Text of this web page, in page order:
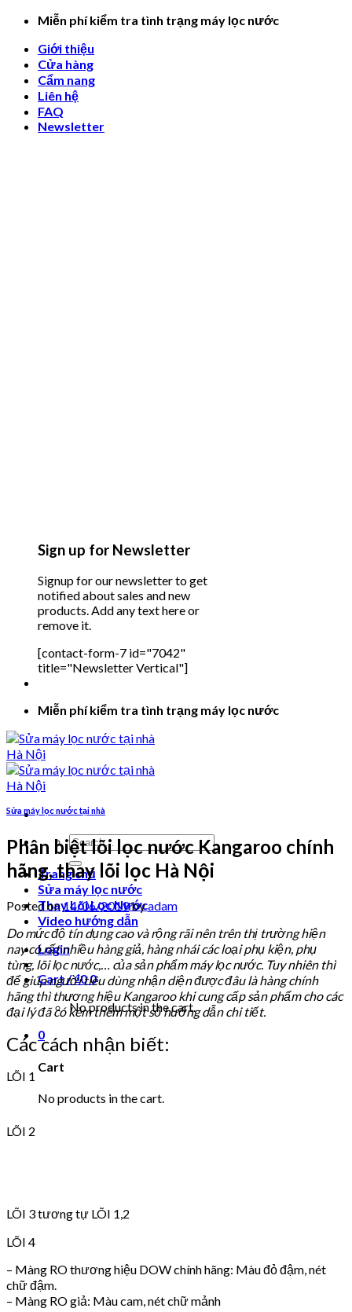
Skip
content
Miễn phí kiểm tra tình trạng máy lọc nước
Giới thiệu
Cửa hàng
Cẩm nang
Liên hệ
FAQ
Newsletter
Sign up for Newsletter
Signup for our newsletter to get
notified about sales and new
products. Add any text here or
remove it.
[contact-form-7 id="7042"
title="Newsletter Vertical"]
Miễn phí kiểm tra tình trạng máy lọc nước
Search
for:
Trang chủ
Sửa máy lọc nước
Thay Lõi Lọc Nước
Video hướng dẫn
Login
Cart /₫00
No products in the cart.
0
Cart
No products in the cart.
Sửa máy lọc nước tại nhà
Phân biệt lõi lọc nước Kangaroo chính
hãng, thay lõi lọc Hà Nội
Posted on14/06/2019byadam
Do mức độ tín dụng cao và rộng rãi nên trên thị trường hiện
nay có rất nhiều hàng giả, hàng nhái các loại phụ kiện, phụ
tùng, lõi lọc nước,… của sản phẩm máy lọc nước. Tuy nhiên thì
để giúp người tiêu dùng nhận diện được đâu là hàng chính
hãng thì thương hiệu Kangaroo khi cung cấp sản phẩm cho các
đại lý đã có kèm thêm một số hướng dẫn chi tiết.
Các cách nhận biết:
LÕI 1
LÕI 2
LÕI 3 tương tự LÕI 1,2
LÕI 4
– Màng RO thương hiệu DOW chính hãng: Màu đỏ đậm, nét
chữ đậm.
– Màng RO giả: Màu cam, nét chữ mảnh